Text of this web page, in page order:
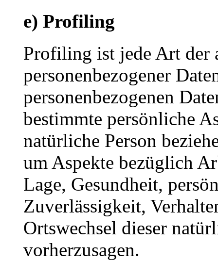
e) Profiling
Profiling ist jede Art der
personenbezogener
personenbezogenen
bestimmte persönliche
natürliche Person
um Aspekte bezüglich
Lage, Gesundheit,
Zuverlässigkeit,
Ortswechsel dieser
vorherzusagen.